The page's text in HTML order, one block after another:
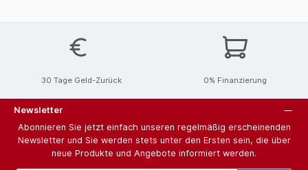
30 Tage Geld-Zurück 0% Finanzierung
Newsletter
Abonnieren Sie jetzt einfach unseren regelmäßig erscheinenden
Newsletter und Sie werden stets unter den Ersten sein, die über
neue Produkte und Angebote informiert werden.